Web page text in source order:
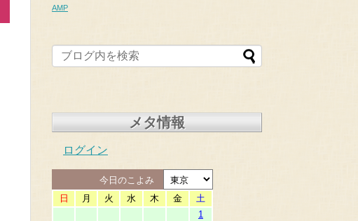
AMP
メタ情報
ログイン
今日のこよみ
日
月 火 水 木 金
土
1